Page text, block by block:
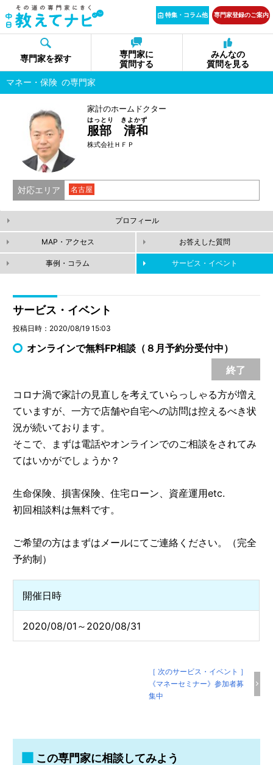
特集・コラム他 専門家登録のご案内
専門家を探す
専門家に
質問する
みんなの
質問を見る
マネー・保険 の専門家
家計のホームドクター
服部 清和
はっとり きよかず
株式会社ＨＦＰ
対応エリア 名古屋
プロフィール
MAP・アクセス お答えした質問
事例・コラム サービス・イベント
サービス・イベント
投稿日時：2020/08/19 15:03
オンラインで無料FP相談（８月予約分受付中）
終了
コロナ渦で家計の見直しを考えていらっしゃる方が増え
ていますが、一方で店舗や自宅への訪問は控えるべき状
況が続いております。
そこで、まずは電話やオンラインでのご相談をされてみ
てはいかがでしょうか？
生命保険、損害保険、住宅ローン、資産運用etc.
初回相談料は無料です。
ご希望の方はまずはメールにてご連絡ください。（完全
予約制）
開催日時
2020/08/01～2020/08/31
［ 次のサービス・イベント ］
《マネーセミナー》参加者募
集中
この専門家に相談してみよう